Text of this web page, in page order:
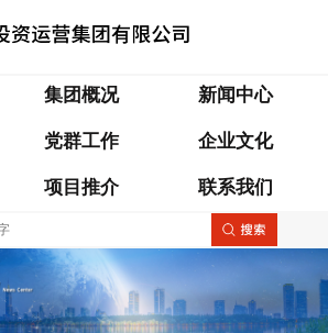
集团概况 新闻中心
党群工作 企业文化
项目推介 联系我们